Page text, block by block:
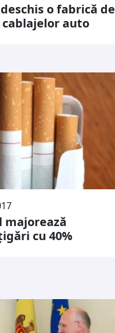
o fabrică de
auto
majorează
cu 40%